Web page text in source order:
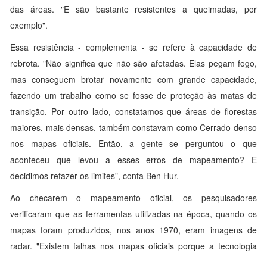
das áreas. "E são bastante resistentes a queimadas, por
exemplo".
Essa resistência - complementa - se refere à capacidade de
rebrota. "Não significa que não são afetadas. Elas pegam fogo,
mas conseguem brotar novamente com grande capacidade,
fazendo um trabalho como se fosse de proteção às matas de
transição. Por outro lado, constatamos que áreas de florestas
maiores, mais densas, também constavam como Cerrado denso
nos mapas oficiais. Então, a gente se perguntou o que
aconteceu que levou a esses erros de mapeamento? E
decidimos refazer os limites", conta Ben Hur.
Ao checarem o mapeamento oficial, os pesquisadores
verificaram que as ferramentas utilizadas na época, quando os
mapas foram produzidos, nos anos 1970, eram imagens de
radar. "Existem falhas nos mapas oficiais porque a tecnologia